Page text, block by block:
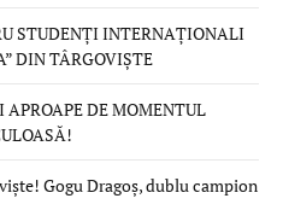
STUDENȚI INTERNAȚIONALI
DIN TÂRGOVIȘTE
DE MOMENTUL
Gogu Dragoș, dublu campion